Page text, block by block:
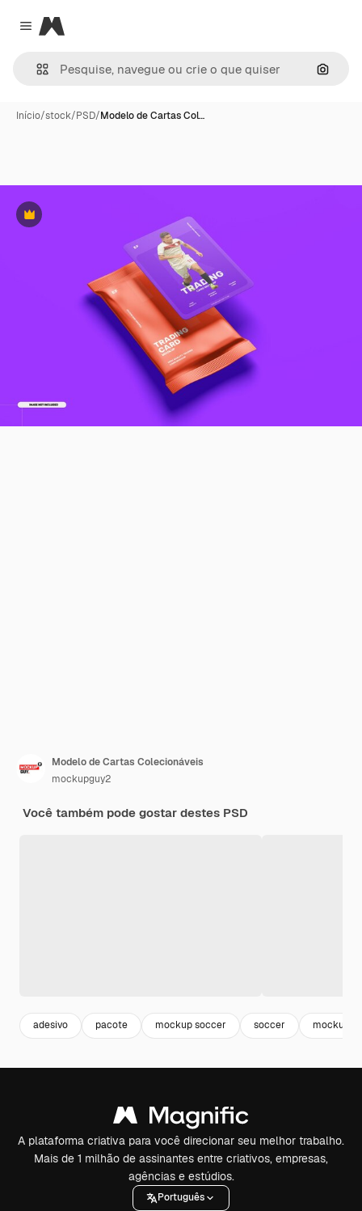
Close menu
Magnific
Início/stock/PSD/Modelo de Cartas Col…
Premium
Modelo de Cartas Colecionáveis
mockupguy2
Você também pode gostar destes PSD
adesivo pacote mockup soccer soccer mockup
A plataforma criativa para você direcionar seu melhor trabalho.
Mais de 1 milhão de assinantes entre criativos, empresas,
agências e estúdios.
Português